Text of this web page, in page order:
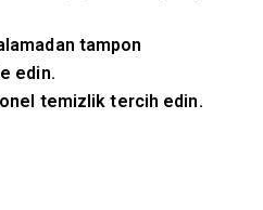
tampon
edin.
temizlik tercih edin.